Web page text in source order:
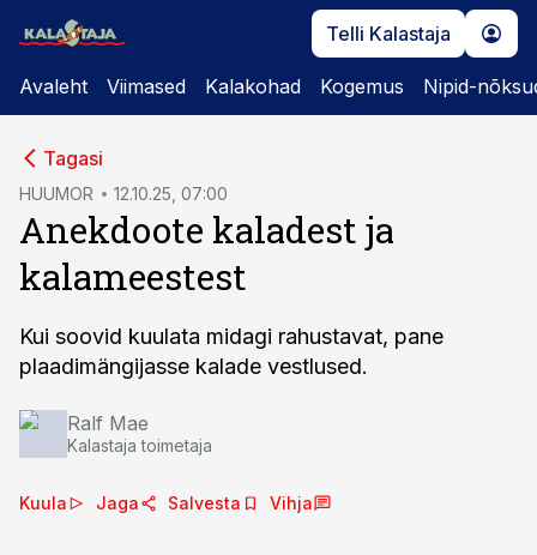
Telli Kalastaja
Avaleht Viimased Kalakohad Kogemus Nipid-
Tagasi
HUUMOR 12.10.25, 07:00
Anekdoote kaladest ja
kalameestest
Kui soovid kuulata midagi rahustavat, pane
plaadimängijasse kalade vestlused.
Ralf Mae
Kalastaja toimetaja
Kuula Jaga Salvesta Vihja